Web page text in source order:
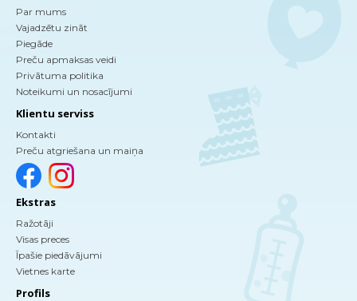
Par mums
Vajadzētu zināt
Piegāde
Preču apmaksas veidi
Privātuma politika
Noteikumi un nosacījumi
Klientu serviss
Kontakti
Preču atgriešana un maiņa
Ekstras
Ražotāji
Visas preces
Īpašie piedāvājumi
Vietnes karte
Profils